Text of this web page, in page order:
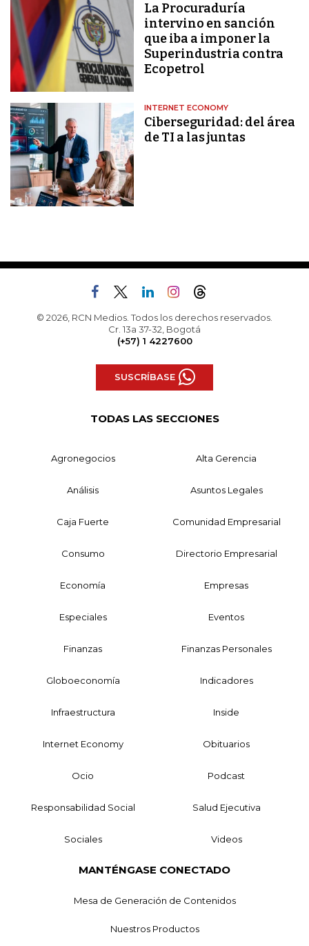
La Procuraduría
intervino en sanción
que iba a imponer la
Superindustria contra
Ecopetrol
INTERNET ECONOMY
Ciberseguridad: del área
de TI a las juntas
© 2026, RCN Medios. Todos los derechos reservados.
Cr. 13a 37-32, Bogotá
(+57) 1 4227600
SUSCRÍBASE
TODAS LAS SECCIONES
Agronegocios Alta Gerencia
Análisis Asuntos Legales
Caja Fuerte Comunidad Empresarial
Consumo Directorio Empresarial
Economía Empresas
Especiales Eventos
Finanzas Finanzas Personales
Globoeconomía Indicadores
Infraestructura Inside
Internet Economy Obituarios
Ocio Podcast
Responsabilidad Social Salud Ejecutiva
Sociales Videos
MANTÉNGASE CONECTADO
Mesa de Generación de Contenidos
Nuestros Productos